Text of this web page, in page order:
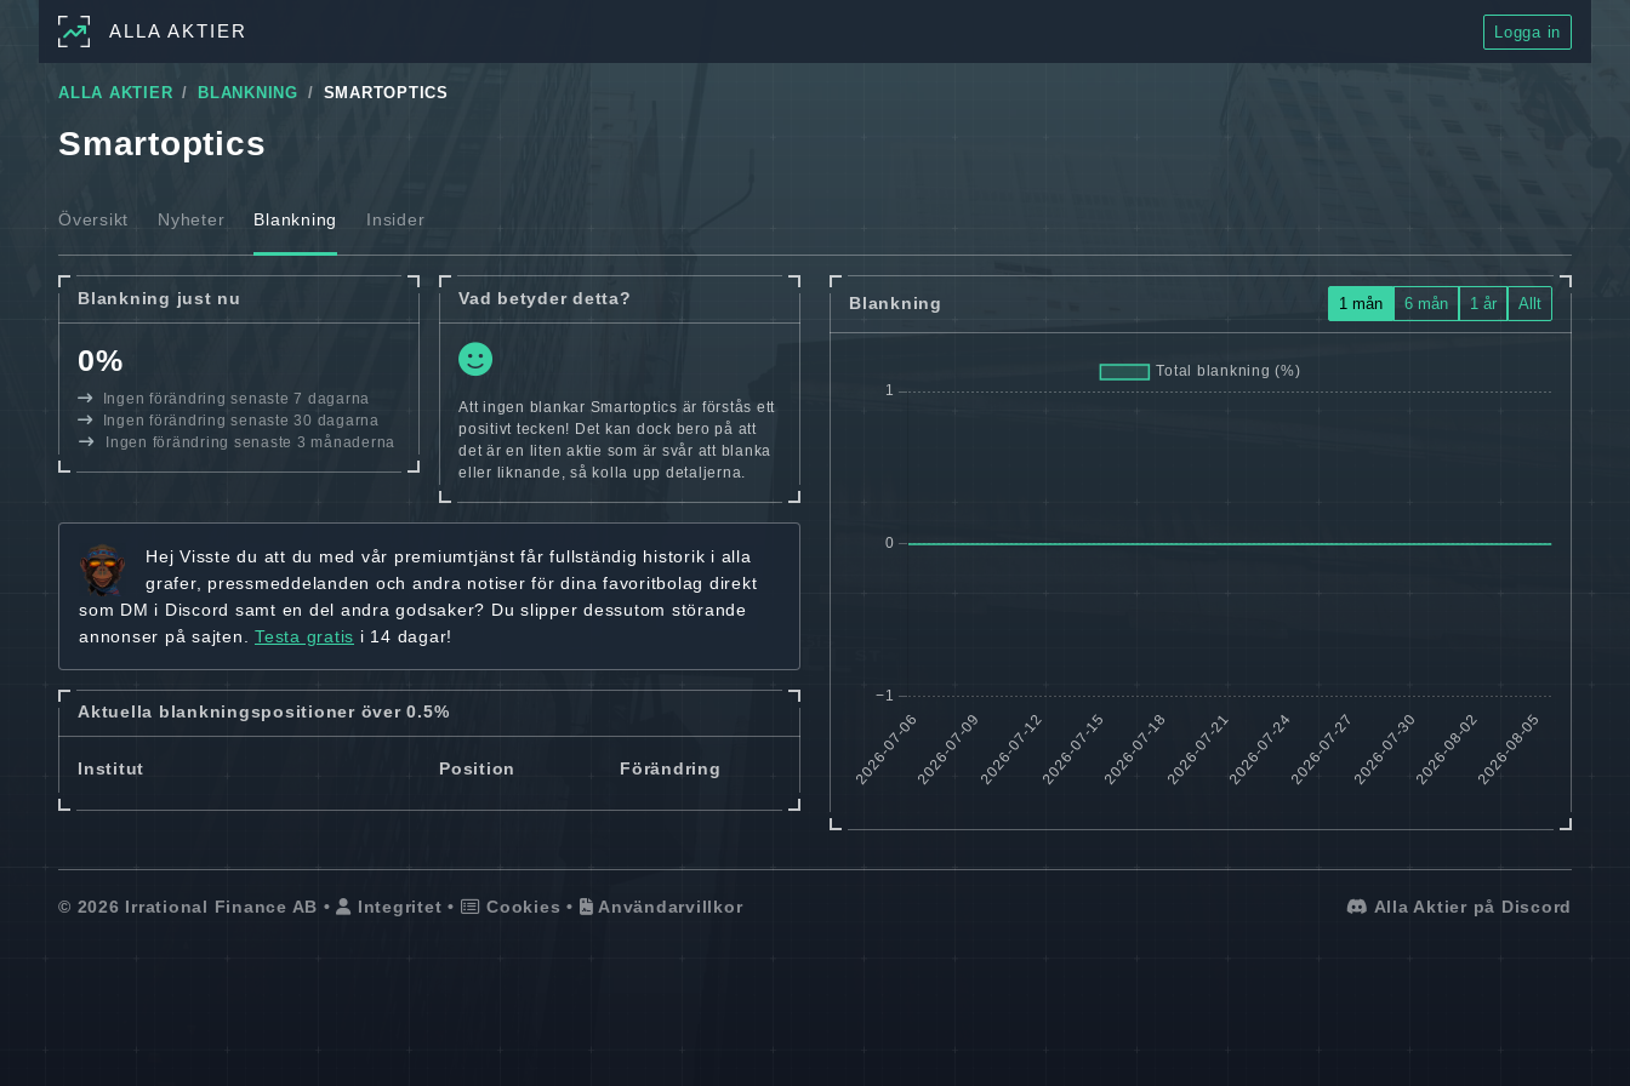
ALLA AKTIER Logga in
ALLA AKTIER BLANKNING SMARTOPTICS
Smartoptics
Översikt Nyheter Blankning Insider
Blankning just nu
0%
Ingen förändring senaste 7 dagarna
Ingen förändring senaste 30 dagarna
Ingen förändring senaste 3 månaderna
Vad betyder detta?
Att ingen blankar Smartoptics är förstås ett
positivt tecken! Det kan dock bero på att
det är en liten aktie som är svår att blanka
eller liknande, så kolla upp detaljerna.
Hej Visste du att du med vår premiumtjänst fårfullständig historik i alla
grafer, pressmeddelanden och andra notiser för dina favoritbolag direkt
som DM i Discord samt en del andra godsaker? Du slipper dessutom störande
annonser på sajten. Testa gratis i 14 dagar!
Aktuella blankningspositioner över 0.5%
Institut Position Förändring
Blankning 1 mån 6 mån 1 år Allt
© 2026 Irrational Finance AB • Integritet • Cookies • Användarvillkor Alla Aktier på Discord